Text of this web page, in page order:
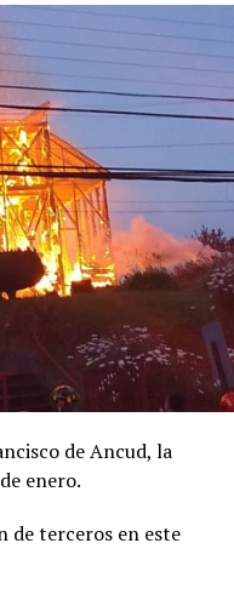
de Ancud, la
enero.
de terceros en este